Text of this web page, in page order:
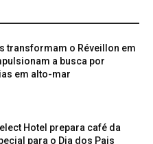
transformam o Réveillon em
a busca por
em alto-mar
Hotel prepara café da
para o Dia dos Pais